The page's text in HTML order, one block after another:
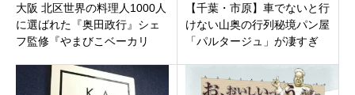
大阪 北区世界の料理人1000人
に選ばれた『奥田政行』シェ
フ監修『やまびこベーカリ
る旬野菜たっぷり種類豊富で
ユニークなパン屋♬
【千葉・市原】車でないと行
けない山奥の行列秘境パン屋
「パルタージュ」が凄すぎ
気の秘密。